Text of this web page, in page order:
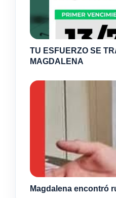
TU ESFUERZO SE
MAGDALENA
Magdalena encontró